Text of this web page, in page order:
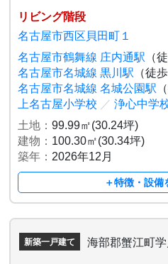
リビング階段
名古屋市西区貝田町１
名古屋市鶴舞線 庄内通駅 （
名古屋市名城線 黒川駅 （徒
名古屋市名城線 名城公園駅
上名古屋小学校 ／ 浄心中学
土地：99.99㎡(30.24坪)
建物： 100.30㎡(30.34坪)
築年： 2026年12月
＋特徴・設備
新築一戸建て 海部郡蟹江町学